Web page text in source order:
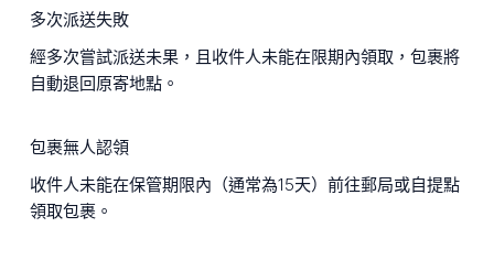
多次派送失敗
經多次嘗試派送未果，且收件人未能在限期內領取，包裹將
自動退回原寄地點。
包裹無人認領
收件人未能在保管期限內（通常為15天）前往郵局或自提點
領取包裹。